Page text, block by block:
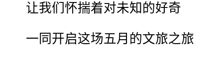
让我们怀揣着对未知的好奇
一同开启这场五月的文旅之旅